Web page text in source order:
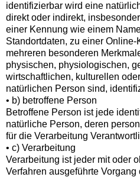
identifizierbar wird eine
direkt oder indirekt,
einer Kennung wie einem
Standortdaten, zu einer
mehreren besonderen
physischen, physiologischen,
wirtschaftlichen, kulturellen
natürlichen Person sind,
• b) betroffene Person
Betroffene Person ist jede
natürliche Person, deren
für die Verarbeitung
• c) Verarbeitung
Verarbeitung ist jeder mit oder
Verfahren ausgeführte